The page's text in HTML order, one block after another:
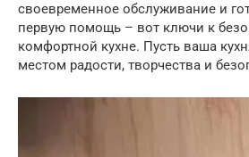
своевременное обслуживание и
первую помощь – вот ключи к
комфортной кухне. Пусть ваша
местом радости, творчества и